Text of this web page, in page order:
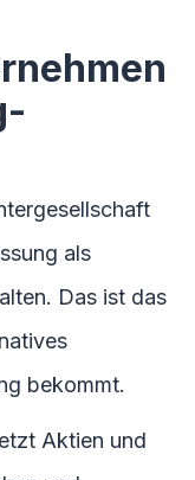
als
Das ist das
bekommt.
Aktien und